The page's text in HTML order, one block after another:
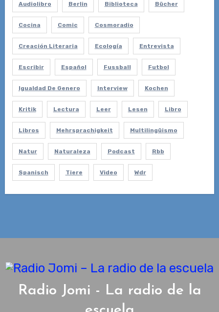
Audiolibro Berlin Biblioteca Bücher
Cocina Comic Cosmoradio
Creación Literaria Ecología Entrevista
Escribir Español Fussball Futbol
Igualdad De Genero Interview Kochen
Kritik Lectura Leer Lesen Libro
Libros Mehrsprachigkeit Multilingüismo
Natur Naturaleza Podcast Rbb
Spanisch Tiere Video Wdr
Radio Jomi - La radio de la